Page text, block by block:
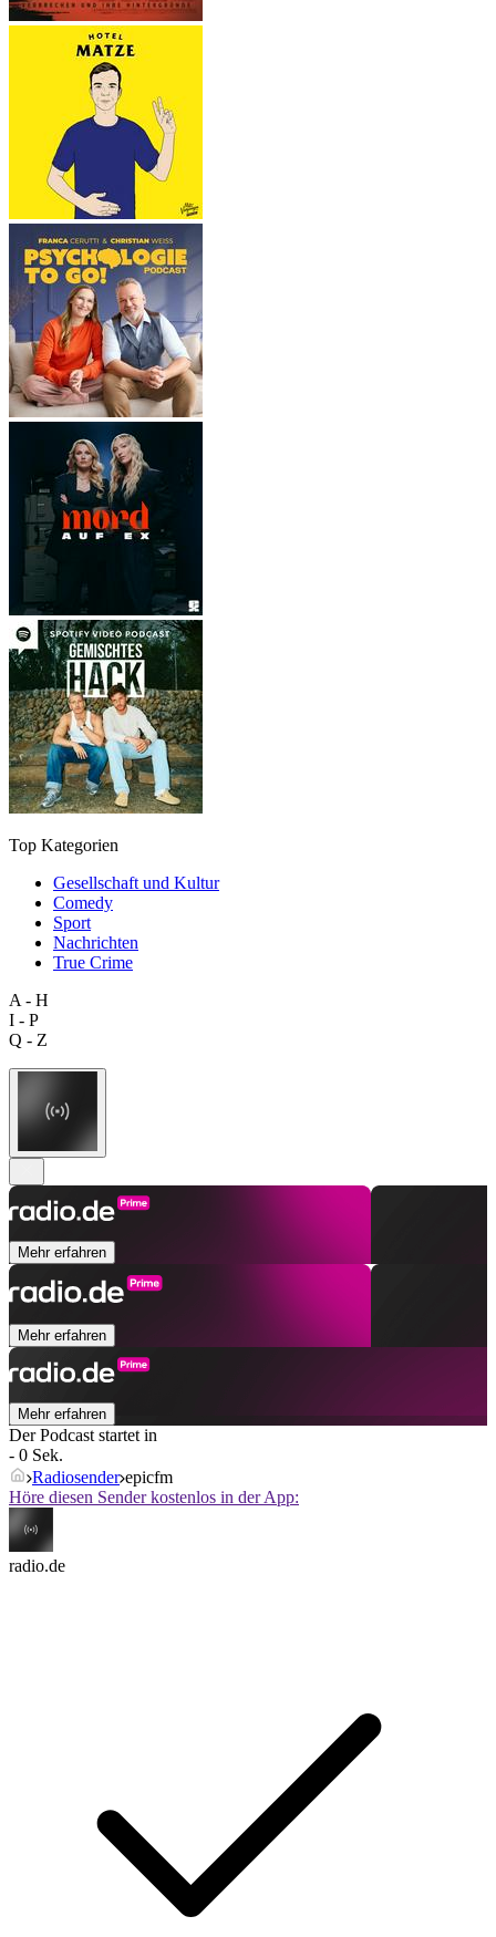
Top Kategorien
Gesellschaft und Kultur
Comedy
Sport
Nachrichten
True Crime
A - H
I - P
Q - Z
Mehr erfahren
Mehr erfahren
Mehr erfahren
Der Podcast startet in
- 0 Sek.
Radiosender epicfm
Höre diesen Sender kostenlos in der App:
radio.de